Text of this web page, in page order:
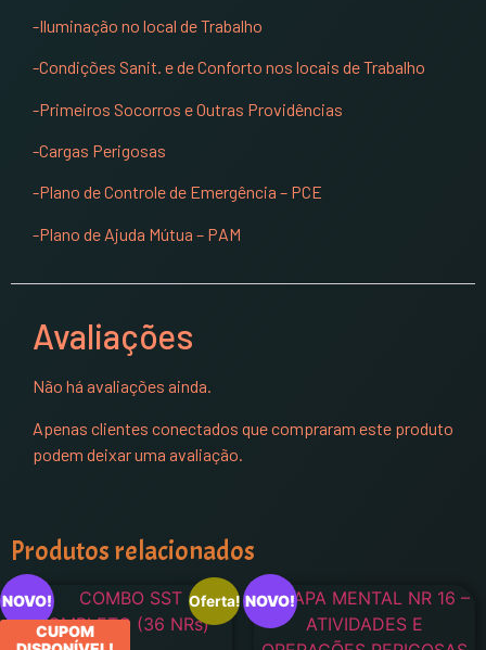
-Iluminação no local de Trabalho
-Condições Sanit. e de Conforto nos locais de Trabalho
-Primeiros Socorros e Outras Providências
-Cargas Perigosas
-Plano de Controle de Emergência – PCE
-Plano de Ajuda Mútua – PAM
Avaliações
Não há avaliações ainda.
Apenas clientes conectados que compraram este produto
podem deixar uma avaliação.
Produtos relacionados
Oferta!
NOVO!
CUPOM
NOVO!